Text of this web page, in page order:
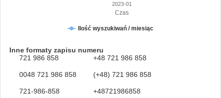
Czas
Ilość wyszukiwań / miesiąc
2023-01
Inne formaty zapisu numeru
721 986 858
+48 721 986 858
0048 721 986 858 (+48) 721 986 858
721-986-858 +48721986858